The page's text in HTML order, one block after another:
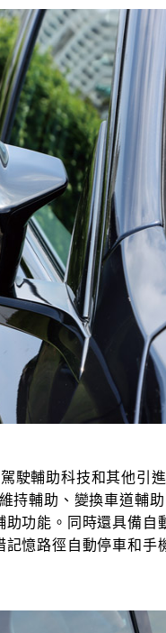
駛輔助科技和其他引
持輔助、變換車道輔
功能。同時還具備自
憶路徑自動停車和手